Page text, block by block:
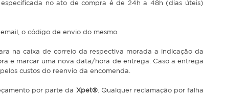
no ato de compra é de 24h a 48h (dias úteis)
o código de envio do mesmo.
na caixa de correio da respectiva morada a indicação da
e marcar uma nova data/hora de entrega. Caso a entrega
custos do reenvio da encomenda.
por parte da Xpet®. Qualquer reclamação por falha